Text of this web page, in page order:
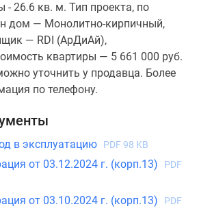
- 26.6 кв. м. Тип проекта, по
дом — Монолитно-кирпичный,
— RDI (АрДиАй),
квартиры — 5 661 000 руб.
уточнить у продавца. Более
по телефону.
в эксплуатацию PDF 98 KB
от 03.12.2024 г. (корп.13)
PDF
от 03.10.2024 г. (корп.13)
PDF